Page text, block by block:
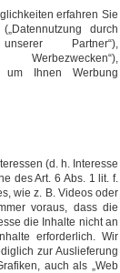
erfahren Sie
(„Datennutzung durch
Partner“),
um Ihnen Werbung
(d. h. Interesse
des Art. 6 Abs. 1 lit. f.
wie z. B. Videos oder
voraus, dass die
die Inhalte nicht an
erforderlich. Wir
zur Auslieferung
auch als „Web